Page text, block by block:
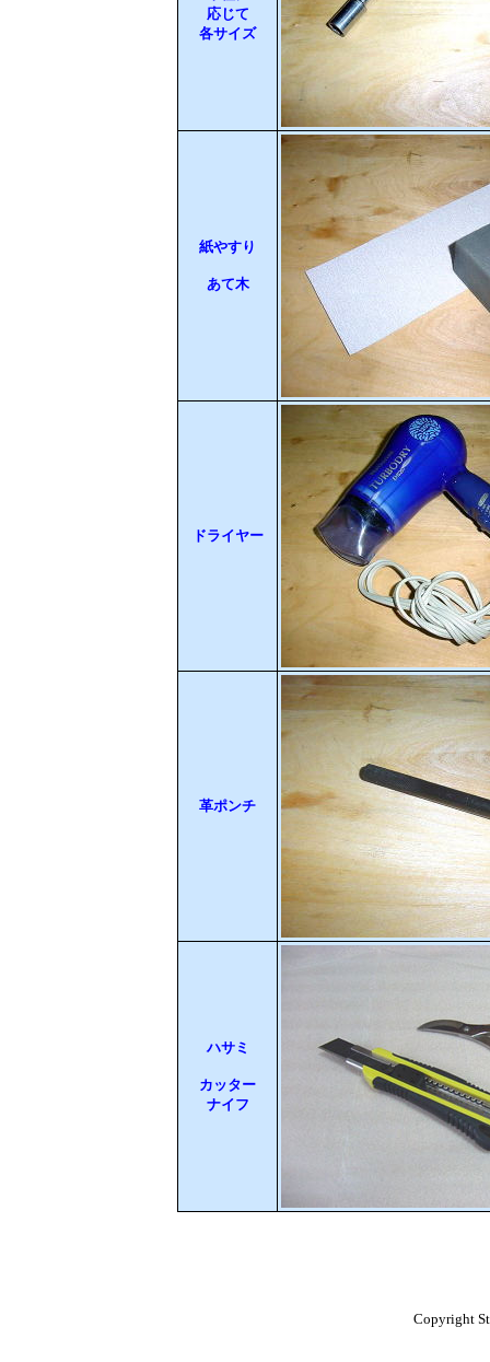
応じて
各サイズ
紙やすり
あて木
ドライヤー
革ポンチ
ハサミ
カッター
ナイフ
Copyright